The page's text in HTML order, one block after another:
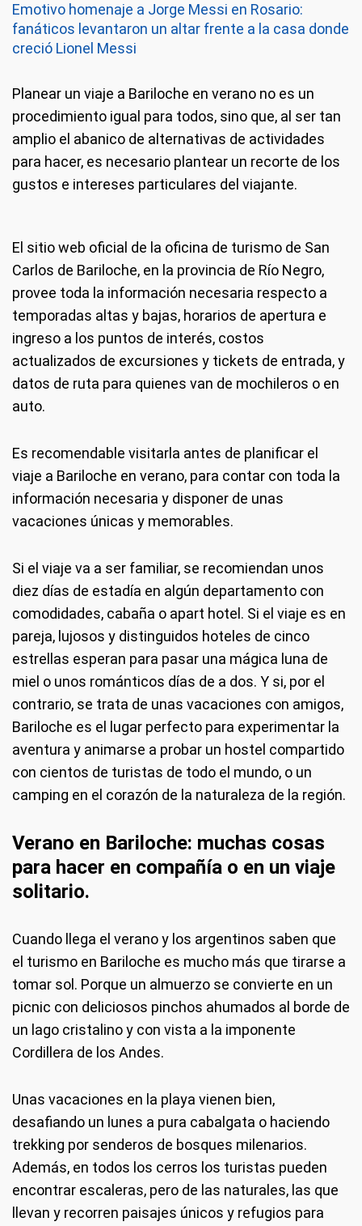
Emotivo homenaje a Jorge Messi en Rosario:
fanáticos levantaron un altar frente a la casa donde
creció Lionel Messi
Planear un viaje a Bariloche en verano no es un
procedimiento igual para todos, sino que, al ser tan
amplio el abanico de alternativas de actividades
para hacer, es necesario plantear un recorte de los
gustos e intereses particulares del viajante.
El sitio web oficial de la oficina de turismo de San
Carlos de Bariloche, en la provincia de Río Negro,
provee toda la información necesaria respecto a
temporadas altas y bajas, horarios de apertura e
ingreso a los puntos de interés, costos
actualizados de excursiones y tickets de entrada, y
datos de ruta para quienes van de mochileros o en
auto.
Es recomendable visitarla antes de planificar el
viaje a Bariloche en verano, para contar con toda la
información necesaria y disponer de unas
vacaciones únicas y memorables.
Si el viaje va a ser familiar, se recomiendan unos
diez días de estadía en algún departamento con
comodidades, cabaña o apart hotel. Si el viaje es en
pareja, lujosos y distinguidos hoteles de cinco
estrellas esperan para pasar una mágica luna de
miel o unos románticos días de a dos. Y si, por el
contrario, se trata de unas vacaciones con amigos,
Bariloche es el lugar perfecto para experimentar la
aventura y animarse a probar un hostel compartido
con cientos de turistas de todo el mundo, o un
camping en el corazón de la naturaleza de la región.
Verano en Bariloche: muchas cosas
para hacer en compañía o en un viaje
solitario.
Cuando llega el verano y los argentinos saben que
el turismo en Bariloche es mucho más que tirarse a
tomar sol. Porque un almuerzo se convierte en un
picnic con deliciosos pinchos ahumados al borde de
un lago cristalino y con vista a la imponente
Cordillera de los Andes.
Unas vacaciones en la playa vienen bien,
desafiando un lunes a pura cabalgata o haciendo
trekking por senderos de bosques milenarios.
Además, en todos los cerros los turistas pueden
encontrar escaleras, pero de las naturales, las que
llevan y recorren paisajes únicos y refugios para